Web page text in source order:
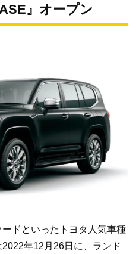
』オープン
ドといったトヨタ人気車種
年12月26日に、ランド